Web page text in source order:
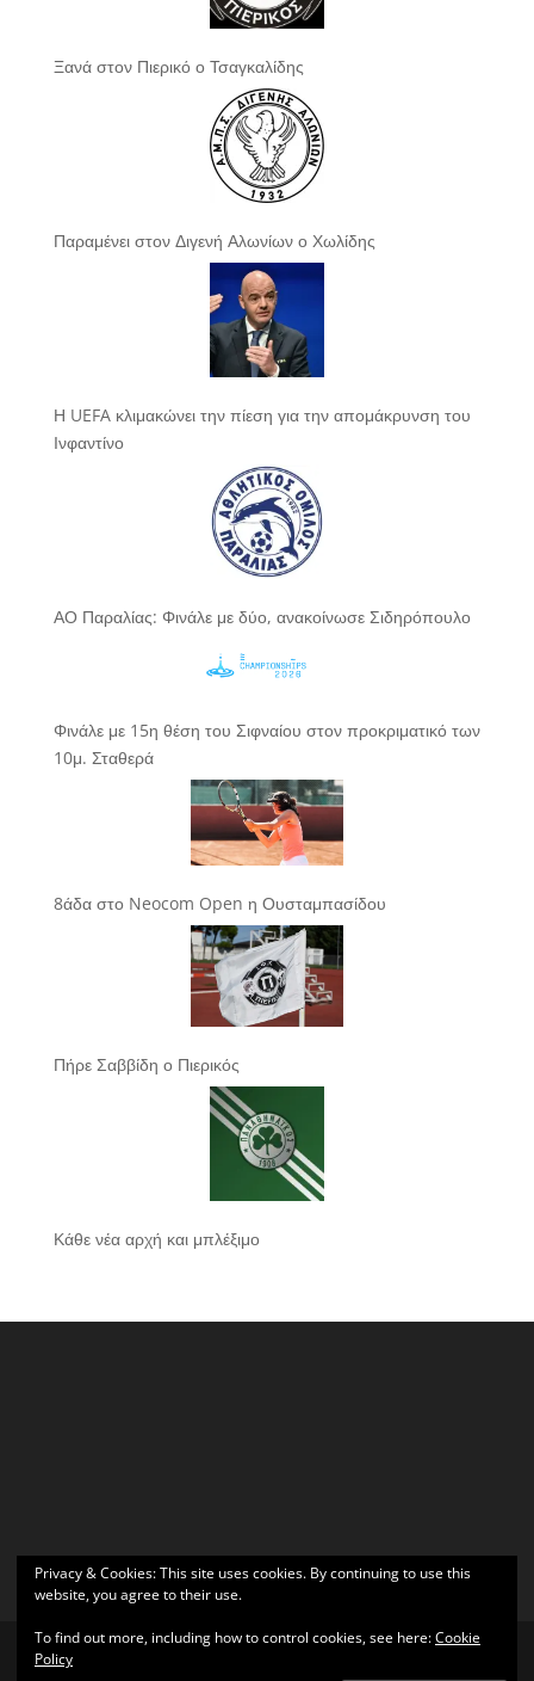
Ξανά στον Πιερικό ο Τσαγκαλίδης
Παραμένει στον Διγενή Αλωνίων ο Χωλίδης
Η UEFA κλιμακώνει την πίεση για την απομάκρυνση του
Ινφαντίνο
ΑΟ Παραλίας: Φινάλε με δύο, ανακοίνωσε Σιδηρόπουλο
Φινάλε με 15η θέση του Σιφναίου στον προκριματικό των
10μ. Σταθερά
8άδα στο Neocom Open η Ουσταμπασίδου
Πήρε Σαββίδη ο Πιερικός
Κάθε νέα αρχή και μπλέξιμο
Privacy & Cookies: This site uses cookies. By continuing to use this
website, you agree to their use.
To find out more, including how to control cookies, see here:Cookie
Policy